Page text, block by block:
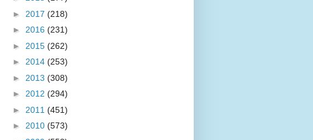
► 2017 (218)
► 2016 (231)
► 2015 (262)
► 2014 (253)
► 2013 (308)
► 2012 (294)
► 2011 (451)
► 2010 (573)